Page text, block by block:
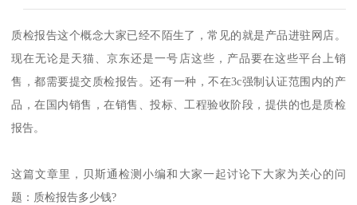
质检报告这个概念大家已经不陌生了，常见的就是产品进驻网店。
现在无论是天猫、京东还是一号店这些，产品要在这些平台上销
售，都需要提交质检报告。还有一种，不在3c强制认证范围内的产
品，在国内销售，在销售、投标、工程验收阶段，提供的也是质检
报告。
这篇文章里，贝斯通检测小编和大家一起讨论下大家为关心的问
题：质检报告多少钱?